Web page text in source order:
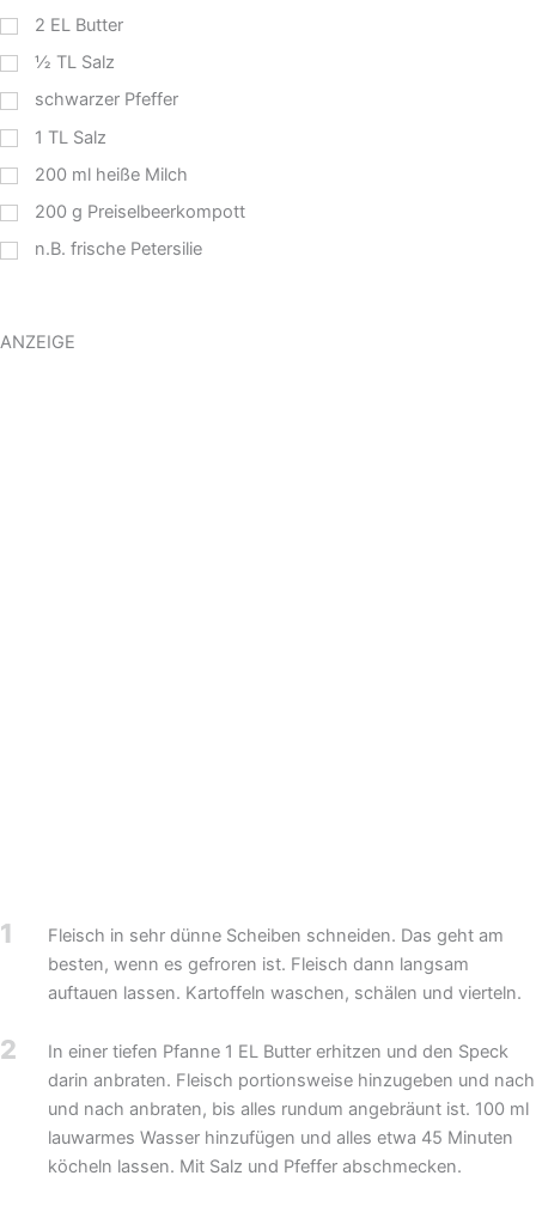
2 EL Butter
½ TL Salz
schwarzer Pfeffer
1 TL Salz
200 ml heiße Milch
200 g Preiselbeerkompott
n.B. frische Petersilie
ANZEIGE
1
Fleisch in sehr dünne Scheiben schneiden. Das geht am
besten, wenn es gefroren ist. Fleisch dann langsam
auftauen lassen. Kartoffeln waschen, schälen und vierteln.
2
In einer tiefen Pfanne 1 EL Butter erhitzen und den Speck
darin anbraten. Fleisch portionsweise hinzugeben und nach
und nach anbraten, bis alles rundum angebräunt ist. 100 ml
lauwarmes Wasser hinzufügen und alles etwa 45 Minuten
köcheln lassen. Mit Salz und Pfeffer abschmecken.